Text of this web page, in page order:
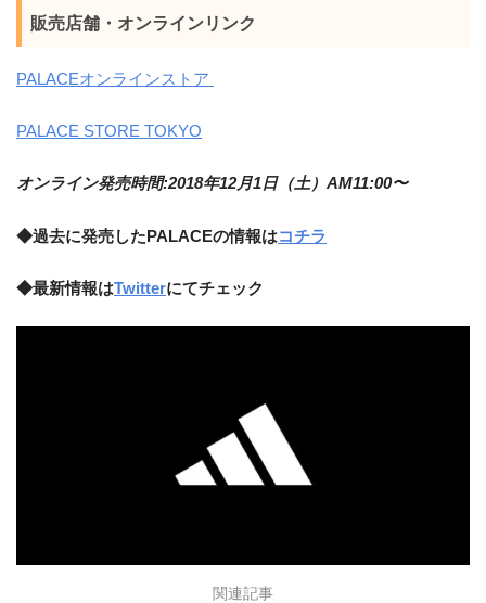
販売店舗・オンラインリンク
PALACEオンラインストア
PALACE STORE TOKYO
オンライン発売時間:2018年12月1日（土）AM11:00〜
◆過去に発売したPALACEの情報はコチラ
◆最新情報はTwitterにてチェック
関連記事